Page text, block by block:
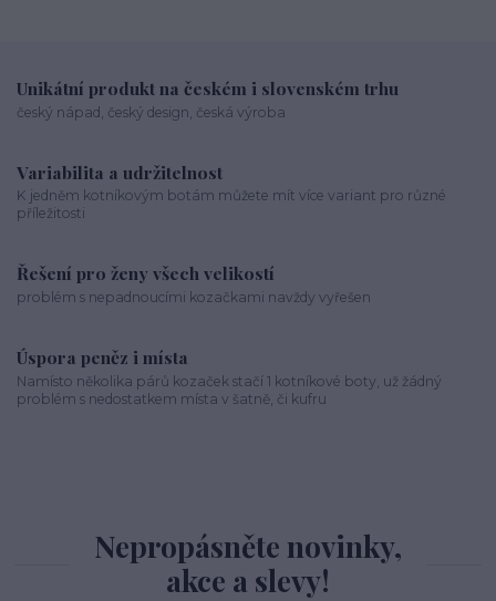
Unikátní produkt na českém i slovenském trhu
český nápad, český design, česká výroba
Variabilita a udržitelnost
K jedněm kotníkovým botám můžete mít více variant pro různé
příležitosti
Řešení pro ženy všech velikostí
problém s nepadnoucími kozačkami navždy vyřešen
Úspora peněz i místa
Namísto několika párů kozaček stačí 1 kotníkové boty, už žádný
problém s nedostatkem místa v šatně, či kufru
Nepropásněte novinky,
akce a slevy!